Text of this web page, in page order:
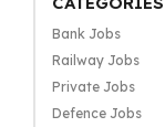
Bank Jobs
Railway Jobs
Private Jobs
Defence Jobs